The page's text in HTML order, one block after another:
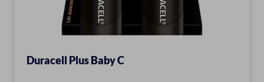
Duracell Plus Baby C